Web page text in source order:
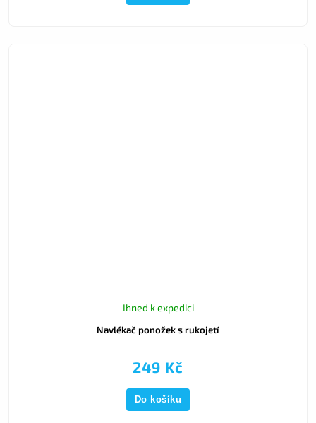
Navlékač ponožek s rukojetí
Ihned k expedici
249 Kč
Do košíku